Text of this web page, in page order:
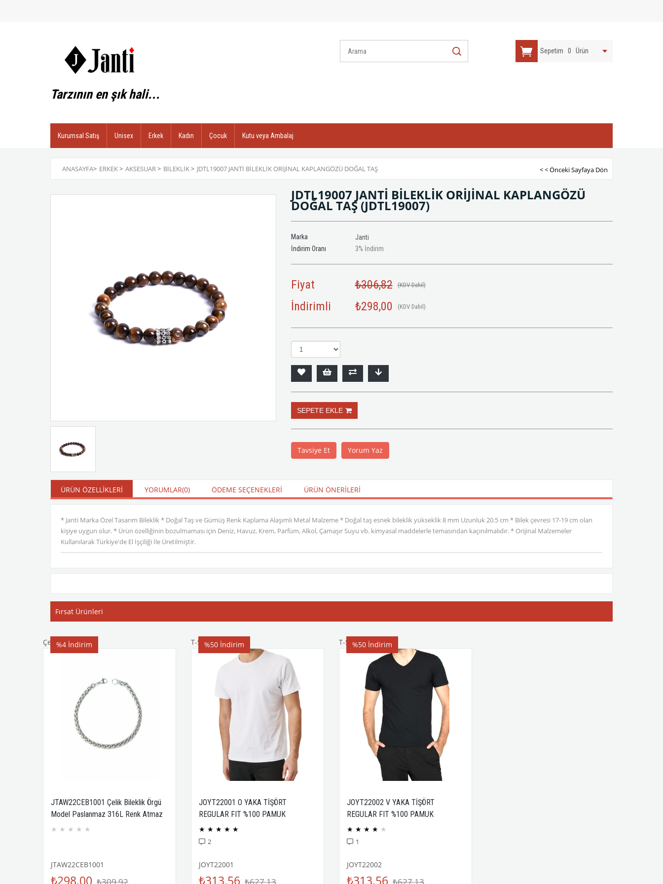
Tarzının en şık hali...
Sepetim 0 Ürün
Kurumsal Satış Unisex Erkek Kadın Çocuk Kutu veya Ambalaj
ANASAYFA> ERKEK> AKSESUAR> BILEKLIK> JDTL19007 JANTİ BİLEKLİK ORİJİNAL KAPLANGÖZÜ DOĞAL TAŞ < < Önceki Sayfaya Dön
JDTL19007 JANTİ BİLEKLİK ORİJİNAL KAPLANGÖZÜ
DOĞAL TAŞ(JDTL19007)
Marka
Janti
İndirim Oranı
%
3 İndirim
Fiyat ₺306,82 (KDV Dahil)
İndirimli ₺298,00 (KDV Dahil)
Tavsiye Et Yorum Yaz
ÜRÜN ÖZELLIKLERI YORUMLAR(0) ÖDEME SEÇENEKLERI ÜRÜN ÖNERILERI
* Janti Marka Özel Tasarım Bileklik * Doğal Taş ve Gümüş Renk Kaplama Alaşımlı Metal Malzeme * Doğal taş esnek bileklik yükseklik 8 mm Uzunluk 20.5 cm * Bilek çevresi 17-19 cm olan
kişiye uygun olur. * Ürün özelliğinin bozulmaması için Deniz, Havuz, Krem, Parfüm, Alkol, Çamaşır Suyu vb. kimyasal maddelerle temasından kaçınılmalıdır. * Orijinal Malzemeler
Kullanılarak Türkiye'de El İşçiliği İle Üretilmiştir.
Fırsat Ürünleri
Çelik Bileklik
JTAW22CEB1001 Çelik Bileklik Örgü
Model Paslanmaz 316L Renk Atmaz
Janti Garantili
★ ★ ★ ★ ★
JTAW22CEB1001
₺298,00
%4 İndirim T-Shirt
JOYT22001 O YAKA TİŞÖRT
REGULAR FIT %100 PAMUK
COMPACK PENYE
★ ★ ★ ★ ★
2
JOYT22001
₺313,56
%50 İndirim T-Shirt
JOYT22002 V YAKA TİŞÖRT
REGULAR FIT %100 PAMUK
COMPACK PENYE
★ ★ ★ ★ ★
1
JOYT22002
₺313,56
%50 İndirim